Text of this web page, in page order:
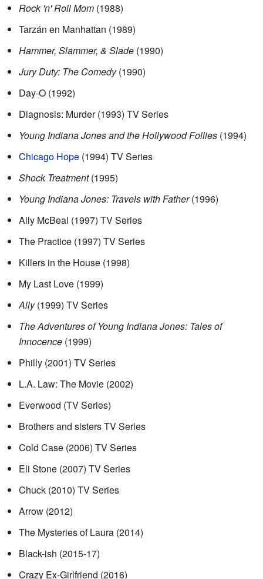
Rock 'n' Roll Mom (1988)
Tarzán en Manhattan (1989)
Hammer, Slammer, & Slade (1990)
Jury Duty: The Comedy(1990)
Day-O (1992)
Diagnosis: Murder (1993) TV Series
Young Indiana Jones and the Hollywood Follies (1994)
Chicago Hope (1994) TV Series
Shock Treatment(1995)
Young Indiana Jones: Travels with Father(1996)
Ally McBeal (1997) TV Series
The Practice (1997) TV Series
Killers in the House (1998)
My Last Love (1999)
Ally(1999) TV Series
The Adventures of Young Indiana Jones: Tales of
Innocence (1999)
Philly (2001) TV Series
L.A. Law: The Movie (2002)
Everwood (TV Series)
Brothers and sisters TV Series
Cold Case (2006) TV Series
Eli Stone (2007) TV Series
Chuck (2010) TV Series
Arrow (2012)
The Mysteries of Laura (2014)
Black-ish (2015-17)
Crazy Ex-Girlfriend (2016)